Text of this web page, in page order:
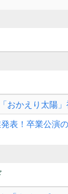
おかえり太陽」
発表！卒業公演